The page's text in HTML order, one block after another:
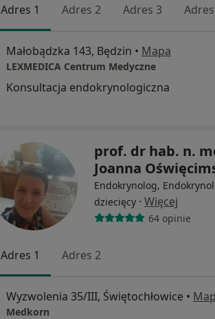
Adres 1 Adres 2 Adres 3
Małobądzka 143, Będzin • Mapa
LEXMEDICA Centrum Medyczne
Konsultacja endokrynologiczna
prof. dr hab. n.
Joanna
Endokrynolog,
dziecięcy · Więcej
64 opinie
Adres 1 Adres 2
Wyzwolenia 35/III, Świętochłowice •
Medkorn